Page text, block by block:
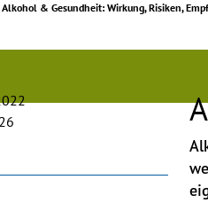
Alkohol & Gesundheit: Wirkung, Risiken,